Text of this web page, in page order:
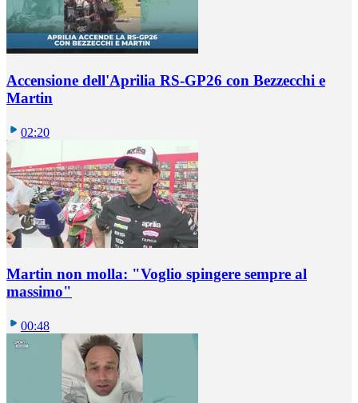
Accensione dell'Aprilia RS-GP26 con Bezzecchi e
Martin
02:20
Martin non molla: "Voglio spingere sempre al
massimo"
00:48